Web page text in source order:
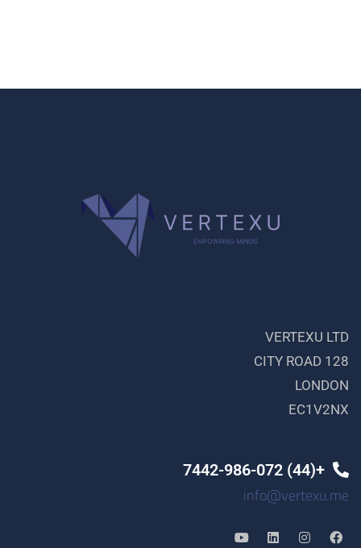
VERTEXU LTD
128 CITY ROAD
LONDON
EC1V2NX
+(44) 7442-986-072
info@vertexu.me